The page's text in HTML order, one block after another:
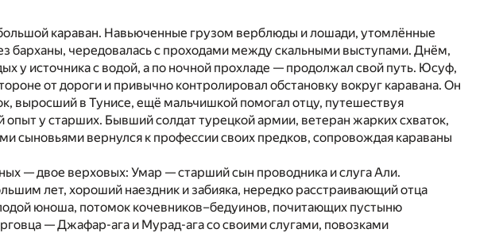
караван. Навьюченные грузом верблюды и лошади, утомлённые
барханы, чередовалась с проходами между скальными выступами. Днём,
у источника с водой, а по ночной прохладе — продолжал свой путь. Юсуф,
от дороги и привычно контролировал обстановку вокруг каравана. Он
выросший в Тунисе, ещё мальчишкой помогал отцу, путешествуя
у старших. Бывший солдат турецкой армии, ветеран жарких схваток,
сыновьями вернулся к профессии своих предков, сопровождая караваны
— двое верховых: Умар — старший сын проводника и слуга Али.
лет, хороший наездник и забияка, нередко расстраивающий отца
юноша, потомок кочевников–бедуинов, почитающих пустыню
— Джафар-ага и Мурад-ага со своими слугами, повозками